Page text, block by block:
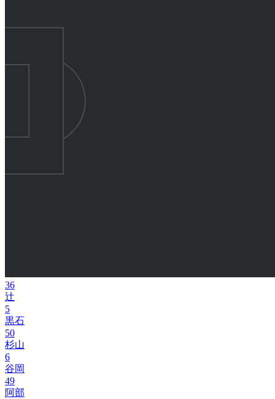
36
辻
5
黒石
50
杉山
6
谷岡
49
阿部